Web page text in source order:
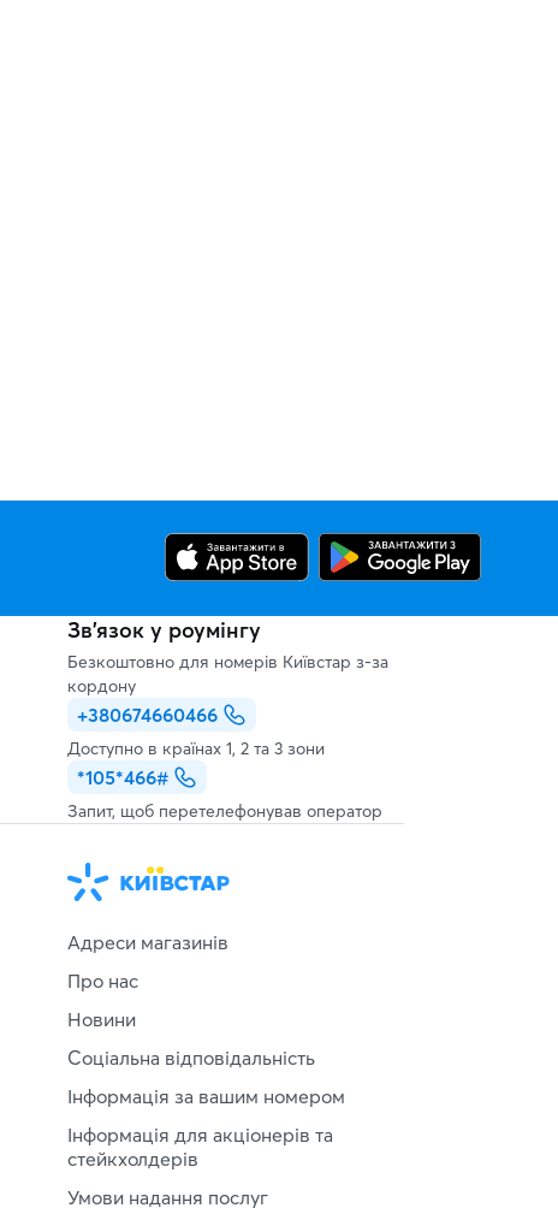
Зв’язок у роумінгу
Безкоштовно для номерів Київстар з-за
кордону
+380674660466
Доступно в країнах 1, 2 та 3 зони
*105*466#
Запит, щоб перетелефонував оператор
Адреси магазинів
Про нас
Новини
Соціальна відповідальність
Інформація за вашим номером
Інформація для акціонерів та
стейкхолдерів
Умови надання послуг